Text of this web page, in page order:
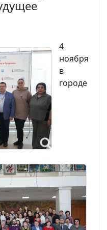
4
ноября
в
городе